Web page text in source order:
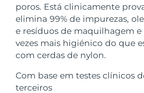
poros. Está clinicamente
elimina 99% de impurezas,
e resíduos de maquilhagem e
vezes mais higiénico do que
com cerdas de nylon.
Com base em testes clínicos
terceiros
Comprar todos
FOREO APP
Japão
Jersey
Kuwait